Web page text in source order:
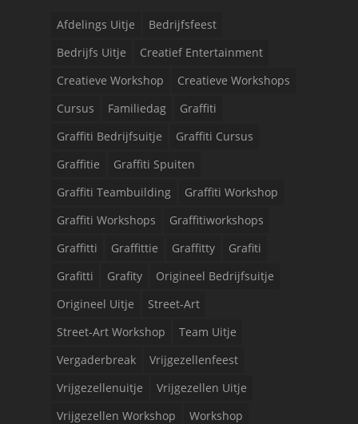
Afdelings Uitje
Bedrijfsfeest
Bedrijfs Uitje
Creatief Entertainment
Creatieve Workshop
Creatieve Workshops
Cursus
Familiedag
Graffiti
Graffiti Bedrijfsuitje
Graffiti Cursus
Graffitie
Graffiti Spuiten
Graffiti Teambuilding
Graffiti Workshop
Graffiti Workshops
Graffitiworkshops
Graffitti
Graffittie Graffitty
Grafiti
Grafitti
Grafity
Origineel Bedrijfsuitje
Origineel Uitje
Street-Art
Street-Art Workshop
Team Uitje
Vergaderbreak
Vrijgezellenfeest
Vrijgezellenuitje
Vrijgezellen Uitje
Vrijgezellen Workshop
Workshop